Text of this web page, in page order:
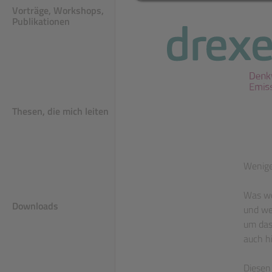
Vorträge, Workshops,
Publikationen
Thesen, die mich leiten
Downloads
Was
und
um
auch